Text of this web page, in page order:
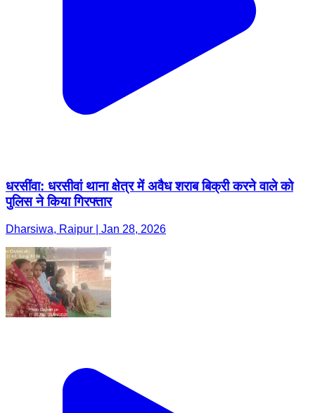
धरसींवा: धरसीवां थाना क्षेत्र में अवैध शराब बिक्री करने वाले को
पुलिस ने किया गिरफ्तार
Dharsiwa, Raipur | Jan 28, 2026